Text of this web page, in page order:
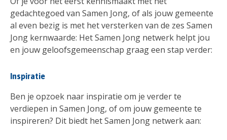
gedachtegoed van Samen Jong, of als jouw gemeente
al even bezig is met het versterken van de zes Samen
Jong kernwaarde: Het Samen Jong netwerk helpt jou
en jouw geloofsgemeenschap graag een stap verder:
Inspiratie
Ben je opzoek naar inspiratie om je verder te
verdiepen in Samen Jong, of om jouw gemeente te
inspireren? Dit biedt het Samen Jong netwerk aan: